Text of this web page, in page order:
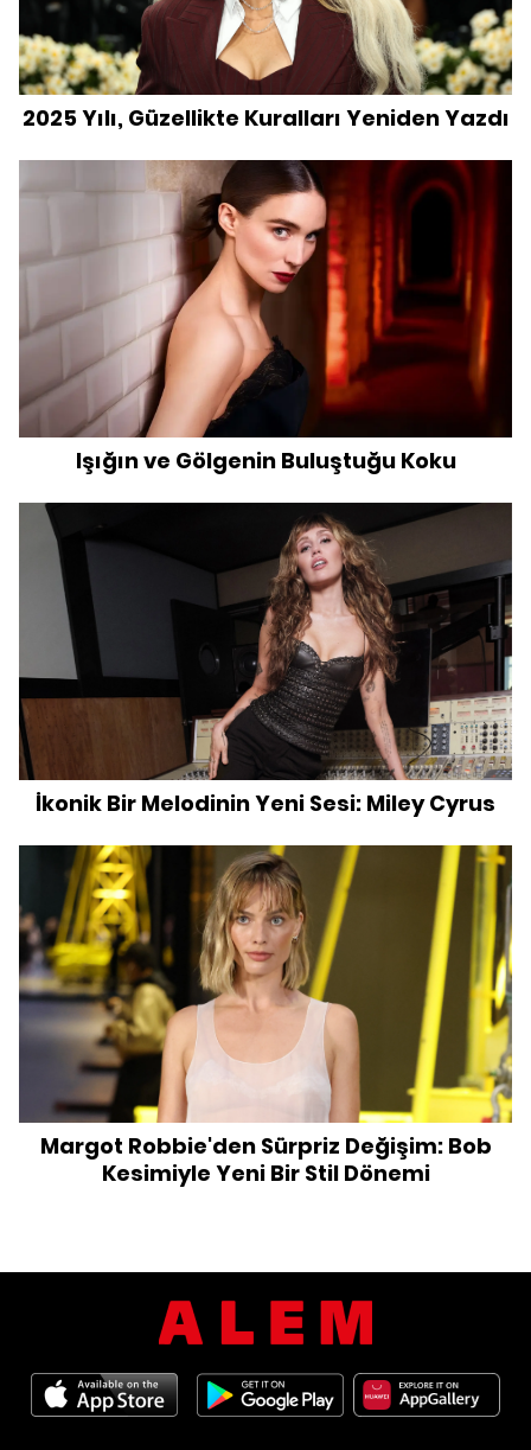
2025 Yılı, Güzellikte Kuralları Yeniden Yazdı
Işığın ve Gölgenin Buluştuğu Koku
İkonik Bir Melodinin Yeni Sesi: Miley Cyrus
Margot Robbie'den Sürpriz Değişim: Bob
Kesimiyle Yeni Bir Stil Dönemi